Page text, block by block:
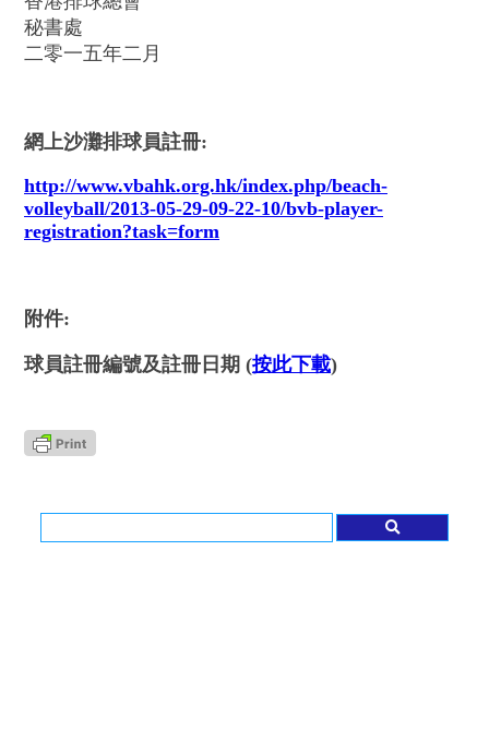
秘書處
二零一五年二月
網上沙灘排球員註冊:
http://www.vbahk.org.hk/index.php/beach-
volleyball/2013-05-29-09-22-10/bvb-player-
registration?task=form
附件:
球員註冊編號及註冊日期 (按此下載)